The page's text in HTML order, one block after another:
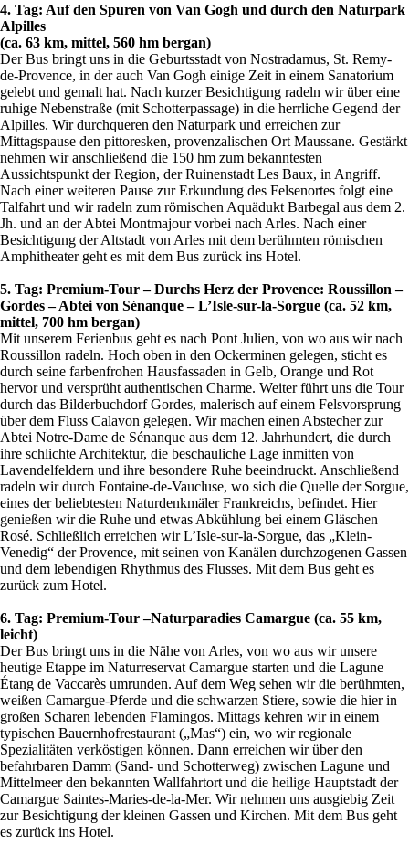
4. Tag: Auf den Spuren von Van Gogh und durch den Naturpark
Alpilles
(ca. 63 km, mittel, 560 hm bergan)
Der Bus bringt uns in die Geburtsstadt von Nostradamus, St. Remy-
de-Provence, in der auch Van Gogh einige Zeit in einem Sanatorium
gelebt und gemalt hat. Nach kurzer Besichtigung radeln wir über eine
ruhige Nebenstraße (mit Schotterpassage) in die herrliche Gegend der
Alpilles. Wir durchqueren den Naturpark und erreichen zur
Mittagspause den pittoresken, provenzalischen Ort Maussane. Gestärkt
nehmen wir anschließend die 150 hm zum bekanntesten
Aussichtspunkt der Region, der Ruinenstadt Les Baux, in Angriff.
Nach einer weiteren Pause zur Erkundung des Felsenortes folgt eine
Talfahrt und wir radeln zum römischen Aquädukt Barbegal aus dem 2.
Jh. und an der Abtei Montmajour vorbei nach Arles. Nach einer
Besichtigung der Altstadt von Arles mit dem berühmten römischen
Amphitheater geht es mit dem Bus zurück ins Hotel.
5. Tag: Premium-Tour – Durchs Herz der Provence: Roussillon –
Gordes – Abtei von Sénanque – L’Isle-sur-la-Sorgue (ca. 52 km,
mittel, 700 hm bergan)
Mit unserem Ferienbus geht es nach Pont Julien, von wo aus wir nach
Roussillon radeln. Hoch oben in den Ockerminen gelegen, sticht es
durch seine farbenfrohen Hausfassaden in Gelb, Orange und Rot
hervor und versprüht authentischen Charme. Weiter führt uns die Tour
durch das Bilderbuchdorf Gordes, malerisch auf einem Felsvorsprung
über dem Fluss Calavon gelegen. Wir machen einen Abstecher zur
Abtei Notre-Dame de Sénanque aus dem 12. Jahrhundert, die durch
ihre schlichte Architektur, die beschauliche Lage inmitten von
Lavendelfeldern und ihre besondere Ruhe beeindruckt. Anschließend
radeln wir durch Fontaine-de-Vaucluse, wo sich die Quelle der Sorgue,
eines der beliebtesten Naturdenkmäler Frankreichs, befindet. Hier
genießen wir die Ruhe und etwas Abkühlung bei einem Gläschen
Rosé. Schließlich erreichen wir L’Isle-sur-la-Sorgue, das „Klein-
Venedig“ der Provence, mit seinen von Kanälen durchzogenen Gassen
und dem lebendigen Rhythmus des Flusses. Mit dem Bus geht es
zurück zum Hotel.
6. Tag: Premium-Tour –Naturparadies Camargue (ca. 55 km,
leicht)
Der Bus bringt uns in die Nähe von Arles, von wo aus wir unsere
heutige Etappe im Naturreservat Camargue starten und die Lagune
Étang de Vaccarès umrunden. Auf dem Weg sehen wir die berühmten,
weißen Camargue-Pferde und die schwarzen Stiere, sowie die hier in
großen Scharen lebenden Flamingos. Mittags kehren wir in einem
typischen Bauernhofrestaurant („Mas“) ein, wo wir regionale
Spezialitäten verköstigen können. Dann erreichen wir über den
befahrbaren Damm (Sand- und Schotterweg) zwischen Lagune und
Mittelmeer den bekannten Wallfahrtort und die heilige Hauptstadt der
Camargue Saintes-Maries-de-la-Mer. Wir nehmen uns ausgiebig Zeit
zur Besichtigung der kleinen Gassen und Kirchen. Mit dem Bus geht
es zurück ins Hotel.